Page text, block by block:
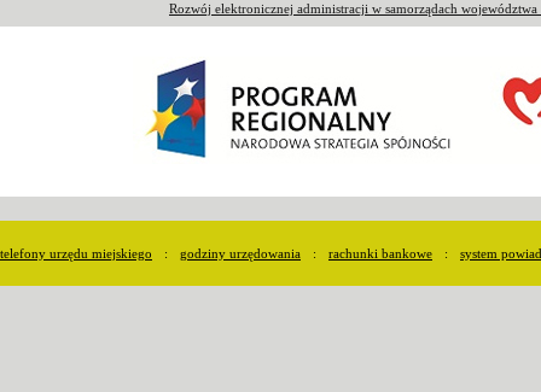
Rozwój elektronicznej administracji w samorządach
telefony urzędu miejskiego : godziny urzędowania : rachunki bankowe : system